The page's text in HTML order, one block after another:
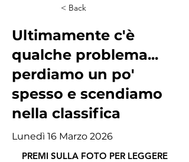
< Back
Ultimamente c'è
qualche problema...
perdiamo un po'
spesso e scendiamo
nella classifica
Lunedì 16 Marzo 2026
PREMI SULLA FOTO PER LEGGERE